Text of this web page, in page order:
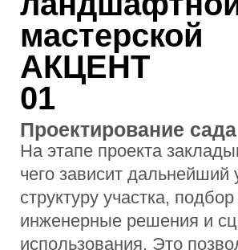
участия. Грамотная инженерия
снижает нагрузку и предотвращает
типичные проблемы с участком.
04
Зелёное наполнение
Подбираем растения под
условия участка и нужный уровень
ухода. Формируем устойчивые
композиции, которые не требуют
постоянной замены и сложного
обслуживания.
05